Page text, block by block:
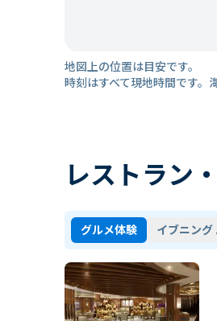
地図上の位置は目安です。
時刻はすべて現地時間です。
レストラン
グルメ体験 イブニング